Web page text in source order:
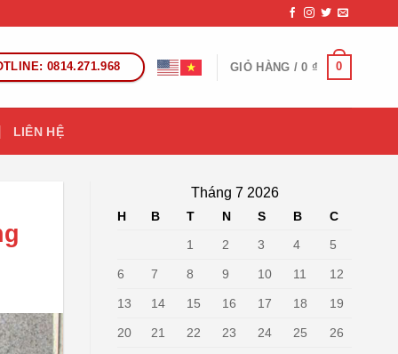
0814.271.968 GIỎ HÀNG /0 ₫ 0
LIÊN HỆ
Tháng 7 2026
H B T N S B
C
1
2 3 4 5
6 7 8 9 10 11 12
13 14 15 16 17 18 19
20 21 22 23 24 25 26